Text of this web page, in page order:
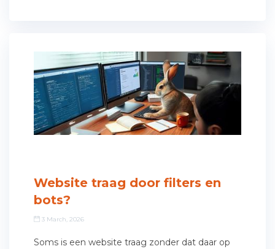
Website traag door filters en
bots?
3 March, 2026
Soms is een website traag zonder dat daar op